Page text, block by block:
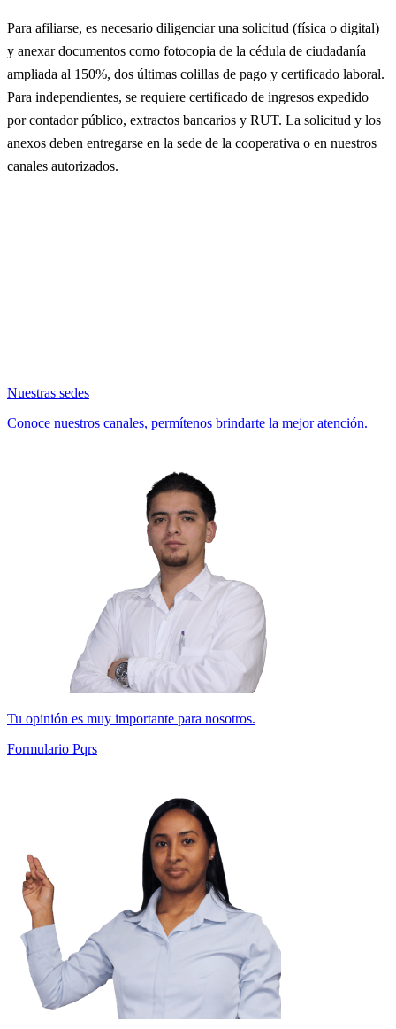
Para afiliarse, es necesario diligenciar una solicitud (física o digital)
y anexar documentos como fotocopia de la cédula de ciudadanía
ampliada al 150%, dos últimas colillas de pago y certificado laboral.
Para independientes, se requiere certificado de ingresos expedido
por contador público, extractos bancarios y RUT. La solicitud y los
anexos deben entregarse en la sede de la cooperativa o en nuestros
canales autorizados.
Nuestras sedes
Conoce nuestros canales, permítenos brindarte la mejor atención.
Tu opinión es muy importante para nosotros.
Formulario Pqrs